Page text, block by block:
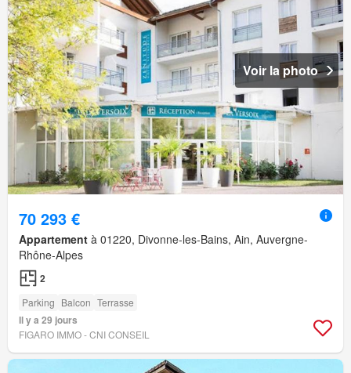
Voir la photo
70 293 €
Appartement à 01220, Divonne-les-Bains, Ain, Auvergne-
Rhône-Alpes
2
Parking Balcon Terrasse
Il y a 29 jours
FIGARO IMMO - CNI CONSEIL